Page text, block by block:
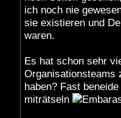
ich noch nie
sie existieren und
waren.
Es hat schon sehr
Organisationsteams
haben? Fast
miträtseln